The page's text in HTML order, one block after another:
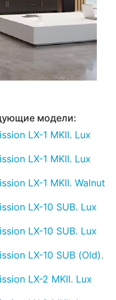
модели:
LX-1 MKII. Lux
LX-1 MKII. Lux
LX-1 MKII. Walnut
LX-10 SUB. Lux
LX-10 SUB. Lux
LX-10 SUB (Old).
LX-2 MKII. Lux